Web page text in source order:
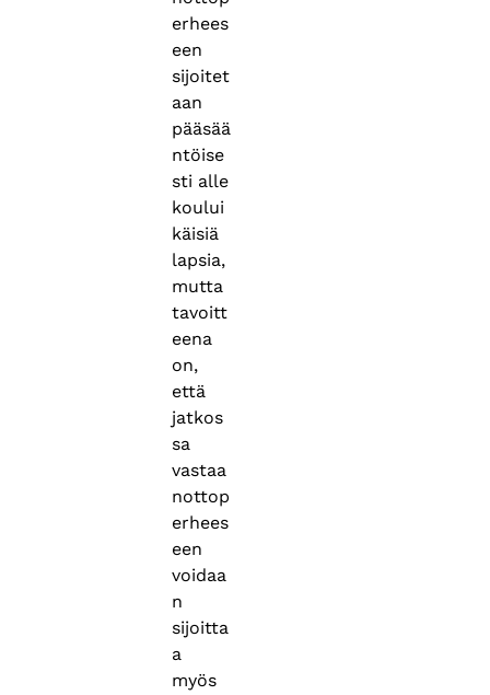
erhees
een
sijoitet
aan
pääsää
ntöise
sti alle
koului
käisiä
lapsia,
mutta
tavoitt
eena
on,
että
jatkos
sa
vastaa
nottop
erhees
een
voidaa
n
sijoitta
a
myös